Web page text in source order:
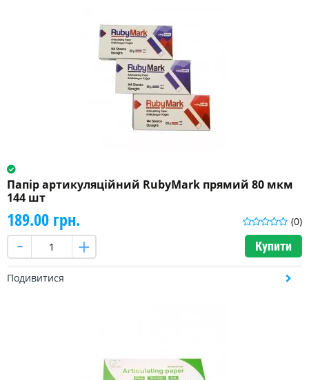
Папір артикуляційний RubyMark прямий 80 мкм
144 шт
(0)
189.00 грн.
Купити
Подивитися